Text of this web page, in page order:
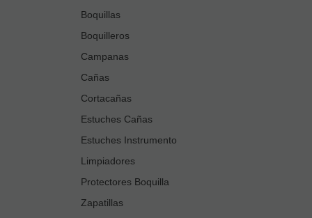
Boquillas
Boquilleros
Campanas
Cañas
Cortacañas
Estuches Cañas
Estuches Instrumento
Limpiadores
Protectores Boquilla
Zapatillas